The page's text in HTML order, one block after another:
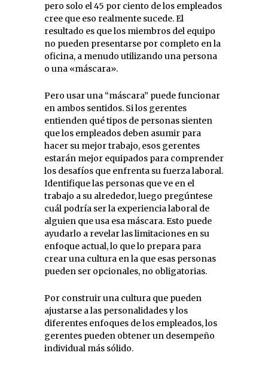
pero solo el 45 por ciento de los empleados
cree que eso realmente sucede. El
resultado es que los miembros del equipo
no pueden presentarse por completo en la
oficina, a menudo utilizando una persona
o una «máscara».
Pero usar una “máscara” puede funcionar
en ambos sentidos. Si los gerentes
entienden qué tipos de personas sienten
que los empleados deben asumir para
hacer su mejor trabajo, esos gerentes
estarán mejor equipados para comprender
los desafíos que enfrenta su fuerza laboral.
Identifique las personas que ve en el
trabajo a su alrededor, luego pregúntese
cuál podría ser la experiencia laboral de
alguien que usa esa máscara. Esto puede
ayudarlo a revelar las limitaciones en su
enfoque actual, lo que lo prepara para
crear una cultura en la que esas personas
pueden ser opcionales, no obligatorias.
Por construir una cultura que pueden
ajustarse a las personalidades y los
diferentes enfoques de los empleados, los
gerentes pueden obtener un desempeño
individual más sólido.